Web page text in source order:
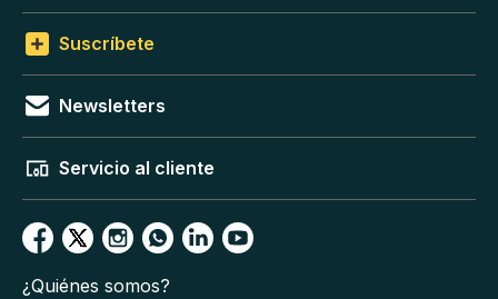
Suscríbete
Newsletters
Servicio al cliente
¿Quiénes somos?